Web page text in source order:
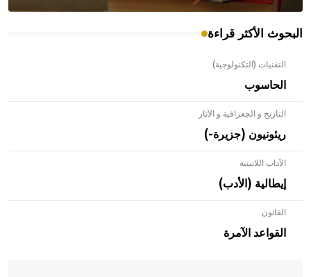
البحوث الأكثر قراءة
التقنيات (التكنولوجية)
الحاسوب
التاريخ و الجغرافية و الآثار
ريئونيون (جزيرة-)
الآداب اللاتينية
إيطالية (الأدب)
القانون
القواعد الآمرة
- هل تعلم أن الأبلق نوع من الفنون الهندسية التي ارتبطت
بالعمارة الإسلامية في بلاد الشام ومصر خاصة، حيث يحرص
المعمار على بناء مداميكه وخاصة في الواجهات